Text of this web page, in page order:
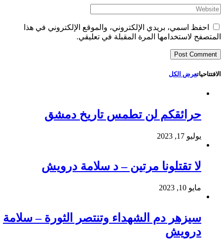
احفظ اسمي، بريدي الإلكتروني، والموقع الإلكتروني في هذا
المتصفح لاستخدامها المرة المقبلة في تعليقي.
الافتتاحياتعرض الكل
حرائقكم لن تطمس تاريخ دمشق
يوليو 17, 2023
لا تقتلونا مرتين – د سلامة درويش
مايو 10, 2023
سيزهر دم الشهداء وتنتصر الثورة – سلامة
درويش